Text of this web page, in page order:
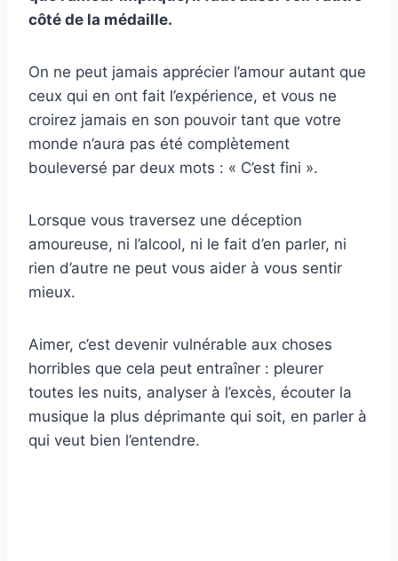
côté de la médaille.
On ne peut jamais apprécier l’amour autant que
ceux qui en ont fait l’expérience, et vous ne
croirez jamais en son pouvoir tant que votre
monde n’aura pas été complètement
bouleversé par deux mots : « C’est fini ».
Lorsque vous traversez une déception
amoureuse, ni l’alcool, ni le fait d’en parler, ni
rien d’autre ne peut vous aider à vous sentir
mieux.
Aimer, c’est devenir vulnérable aux choses
horribles que cela peut entraîner : pleurer
toutes les nuits, analyser à l’excès, écouter la
musique la plus déprimante qui soit, en parler à
qui veut bien l’entendre.